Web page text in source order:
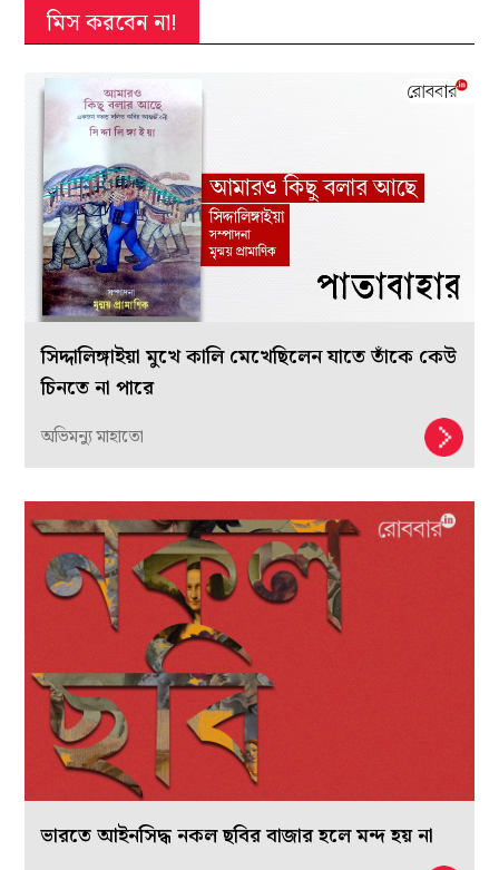
মিস করবেন না!
সিদ্দালিঙ্গাইয়া মুখে কালি মেখেছিলেন যাতে তাঁকে কেউ
চিনতে না পারে
অভিমন্যু মাহাতো
ভারতে আইনসিদ্ধ নকল ছবির বাজার হলে মন্দ হয় না